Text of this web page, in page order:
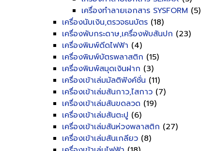
เครื่องทำลายเอกสาร SYSFORM (5)
เครื่องนับเงิน,ตรวจธนบัตร (18)
เครื่องพับกระดาษ,เครื่องพับสันปก (23)
เครื่องพิมพ์ดีดไฟฟ้า (4)
เครื่องพิมพ์บัตรพลาสติก (15)
เครื่องพิมพ์สมุดเงินฝาก (3)
เครื่องเข้าเล่มมัลติฟังค์ชั่น (11)
เครื่องเข้าเล่มสันกาว,ไสกาว (7)
เครื่องเข้าเล่มสันขดลวด (19)
เครื่องเข้าเล่มสันตะปู (6)
เครื่องเข้าเล่มสันห่วงพลาสติก (27)
เครื่องเข้าเล่มสันเกลียว (8)